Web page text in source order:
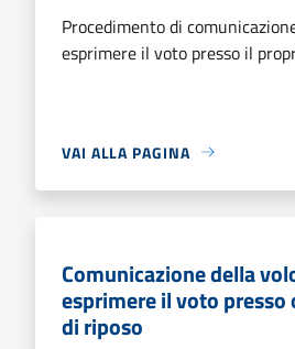
Procedimento di
esprimere il voto presso il
VAI ALLA PAGINA
Comunicazione della
esprimere il voto presso
di riposo